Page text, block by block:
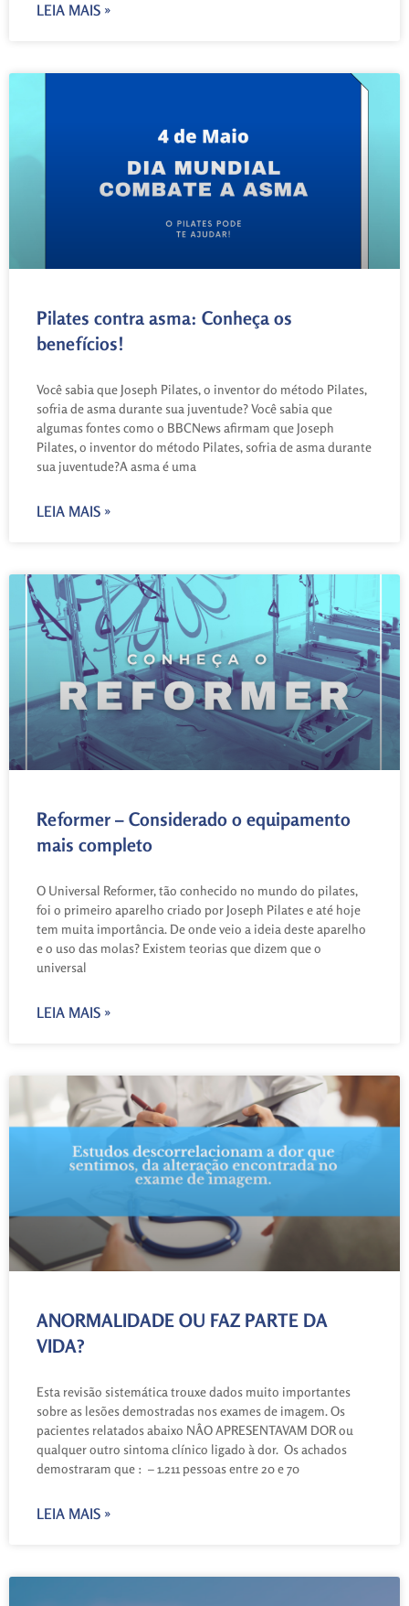
LEIA MAIS »
Pilates contra asma: Conheça os
benefícios!
Você sabia que Joseph Pilates, o inventor do método Pilates,
sofria de asma durante sua juventude? Você sabia que
algumas fontes como o BBCNews afirmam que Joseph
Pilates, o inventor do método Pilates, sofria de asma durante
sua juventude?A asma é uma
LEIA MAIS »
Reformer – Considerado o equipamento
mais completo
O Universal Reformer, tão conhecido no mundo do pilates,
foi o primeiro aparelho criado por Joseph Pilates e até hoje
tem muita importância. De onde veio a ideia deste aparelho
e o uso das molas? Existem teorias que dizem que o
universal
LEIA MAIS »
ANORMALIDADE OU FAZ PARTE DA
VIDA?
Esta revisão sistemática trouxe dados muito importantes
sobre as lesões demostradas nos exames de imagem. Os
pacientes relatados abaixo NÂO APRESENTAVAM DOR ou
qualquer outro sintoma clínico ligado à dor. Os achados
demostraram que : – 1.211 pessoas entre 20 e 70
LEIA MAIS »